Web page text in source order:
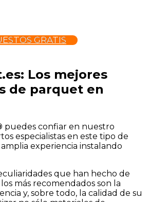
GRATIS
Los mejores
de parquet en
puedes confiar en nuestro
especialistas en este tipo de
experiencia instalando
que han hecho de
más recomendados son la
y, sobre todo, la calidad de su